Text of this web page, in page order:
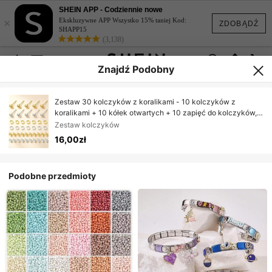
ZDOBĄDŹ
×
SHEIN APP - Codziennie nowe
Ekskluzywne APP Wszystko 15% taniej Kod:
SHAPP15
(3,138)
Znajdź Podobny
Zestaw 30 kolczyków z koralikami - 10 kolczyków z
koralikami + 10 kółek otwartych + 10 zapięć do kolczyków,
zawiera koralikowe sztyfty, zapięć do kolczyków w
kształcie motyli i otwarte kółka łączące, nadaje się do
samodzielnego tworzenia biżuterii i kolczyków
Zestaw kolczyków
16,00zł
Podobne przedmioty